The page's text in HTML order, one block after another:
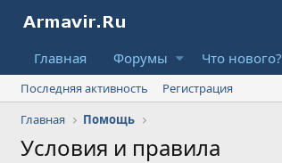
Главная Форумы Что нового?
Последняя активность
Регистрация
Главная
Помощь
Условия и правила